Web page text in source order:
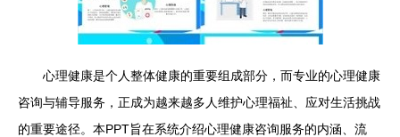
心理健康是个人整体健康的重要组成部分，而专业的心理健康
咨询与辅导服务，正成为越来越多人维护心理福祉、应对生活挑战
的重要途径。本PPT旨在系统介绍心理健康咨询服务的内涵、流